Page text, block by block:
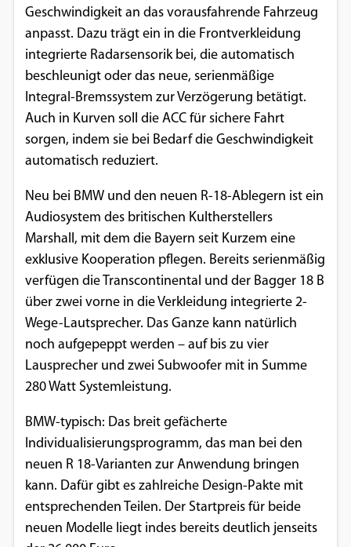
Geschwindigkeit an das vorausfahrende Fahrzeug
anpasst. Dazu trägt ein in die Frontverkleidung
integrierte Radarsensorik bei, die automatisch
beschleunigt oder das neue, serienmäßige
Integral-Bremssystem zur Verzögerung betätigt.
Auch in Kurven soll die ACC für sichere Fahrt
sorgen, indem sie bei Bedarf die Geschwindigkeit
automatisch reduziert.
Neu bei BMW und den neuen R-18-Ablegern ist ein
Audiosystem des britischen Kultherstellers
Marshall, mit dem die Bayern seit Kurzem eine
exklusive Kooperation pflegen. Bereits serienmäßig
verfügen die Transcontinental und der Bagger 18 B
über zwei vorne in die Verkleidung integrierte 2-
Wege-Lautsprecher. Das Ganze kann natürlich
noch aufgepeppt werden – auf bis zu vier
Lausprecher und zwei Subwoofer mit in Summe
280 Watt Systemleistung.
BMW-typisch: Das breit gefächerte
Individualisierungsprogramm, das man bei den
neuen R 18-Varianten zur Anwendung bringen
kann. Dafür gibt es zahlreiche Design-Pakte mit
entsprechenden Teilen. Der Startpreis für beide
neuen Modelle liegt indes bereits deutlich jenseits